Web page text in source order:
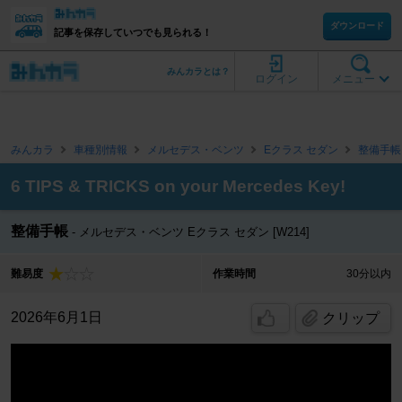
記事を保存していつでも見られる！
ダウンロード
メニュー
ログイン
みんカラとは？
みんカラ 車種別情報 メルセデス・ベンツ Eクラス セダン 整備手帳
6 TIPS & TRICKS on your Mercedes Key!
整備手帳 メルセデス・ベンツ Eクラス セダン [W214]
難易度 作業時間 30分以内
2026年6月1日 クリップ